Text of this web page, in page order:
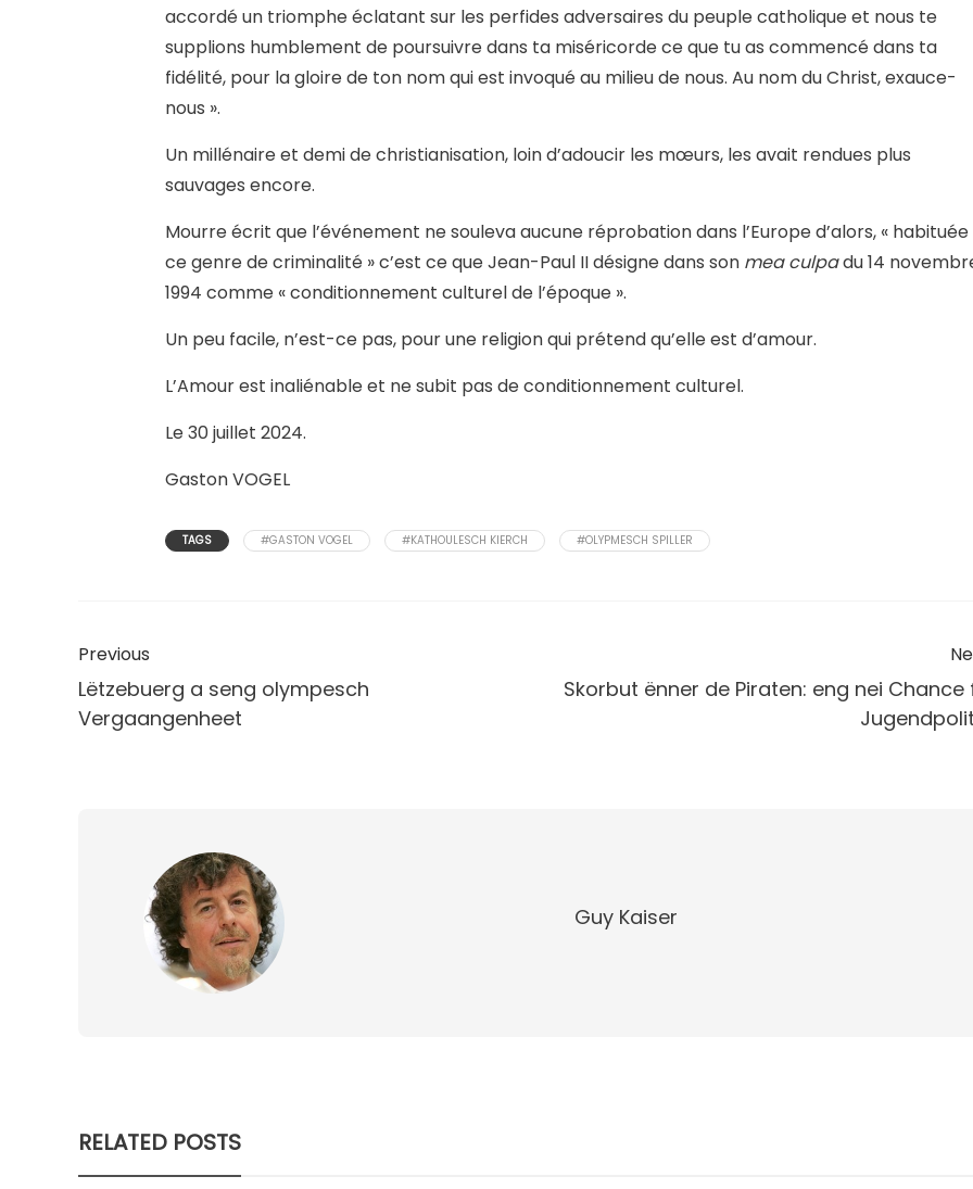
accordé un triomphe éclatant sur les perfides adversaires du peuple catholique et nous te
supplions humblement de poursuivre dans ta miséricorde ce que tu as commencé dans ta
fidélité, pour la gloire de ton nom qui est invoqué au milieu de nous. Au nom du Christ, exauce-
nous ».
Un millénaire et demi de christianisation, loin d’adoucir les mœurs, les avait rendues plus
sauvages encore.
Mourre écrit que l’événement ne souleva aucune réprobation dans l’Europe d’alors, « habituée
ce genre de criminalité » c’est ce que Jean-Paul II désigne dans son mea culpadu 14
1994 comme « conditionnement culturel de l’époque ».
Un peu facile, n’est-ce pas, pour une religion qui prétend qu’elle est d’amour.
L’Amour est inaliénable et ne subit pas de conditionnement culturel.
Le 30 juillet 2024.
Gaston VOGEL
TAGS #GASTON VOGEL #KATHOULESCH KIERCH #OLYPMESCH SPILLER
Previous
Lëtzebuerg a seng olympesch
Vergaangenheet
Skorbut ënner de Piraten: eng nei Chance
Guy Kaiser
RELATED POSTS